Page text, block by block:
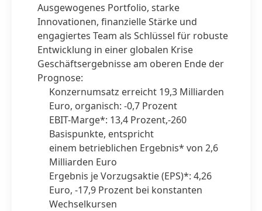
Ausgewogenes Portfolio, starke
Innovationen, finanzielle Stärke und
engagiertes Team als Schlüssel für robuste
Entwicklung in einer globalen Krise
Geschäftsergebnisse am oberen Ende der
Prognose:
Konzernumsatz erreicht 19,3 Milliarden
Euro, organisch: -0,7 Prozent
EBIT-Marge*: 13,4 Prozent,-260
Basispunkte, entspricht
einem betrieblichen Ergebnis* von 2,6
Milliarden Euro
Ergebnis je Vorzugsaktie(EPS)*: 4,26
Euro, -17,9 Prozent bei konstanten
Wechselkursen